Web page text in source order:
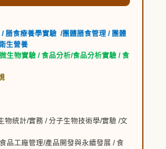
/ 膳食療養學實驗 /團體膳食管理 / 團體
生營養
生物實驗 / 食品分析/食品分析實驗 / 食
物統計/實務 / 分子生物技術學/實驗 /文
食品工廠管理/產品開發與永續發展 / 食